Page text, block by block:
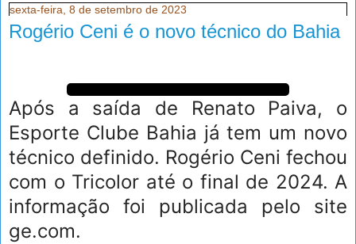
sexta-feira, 8 de setembro de 2023
Rogério Ceni é o novo técnico do Bahia
Após a saída de Renato Paiva, o
Esporte Clube Bahia já tem um novo
técnico definido. Rogério Ceni fechou
com o Tricolor até o final de 2024. A
informação foi publicada pelo site
ge.com.